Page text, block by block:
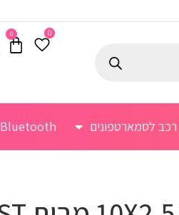
0
0
רכב לסמארטפונים Bluetooth